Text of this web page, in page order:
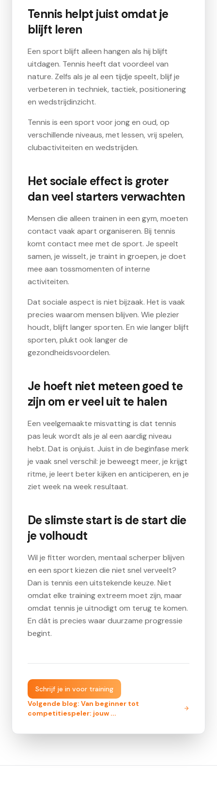
Tennis helpt juist omdat je
blijft leren
Een sport blijft alleen hangen als hij blijft
uitdagen. Tennis heeft dat voordeel van
nature. Zelfs als je al een tijdje speelt, blijf je
verbeteren in techniek, tactiek, positionering
en wedstrijdinzicht.
Tennis is een sport voor jong en oud, op
verschillende niveaus, met lessen, vrij spelen,
clubactiviteiten en wedstrijden.
Het sociale effect is groter
dan veel starters verwachten
Mensen die alleen trainen in een gym, moeten
contact vaak apart organiseren. Bij tennis
komt contact mee met de sport. Je speelt
samen, je wisselt, je traint in groepen, je doet
mee aan tossmomenten of interne
activiteiten.
Dat sociale aspect is niet bijzaak. Het is vaak
precies waarom mensen blijven. Wie plezier
houdt, blijft langer sporten. En wie langer blijft
sporten, plukt ook langer de
gezondheidsvoordelen.
Je hoeft niet meteen goed te
zijn om er veel uit te halen
Een veelgemaakte misvatting is dat tennis
pas leuk wordt als je al een aardig niveau
hebt. Dat is onjuist. Juist in de beginfase merk
je vaak snel verschil: je beweegt meer, je krijgt
ritme, je leert beter kijken en anticiperen, en je
ziet week na week resultaat.
De slimste start is de start die
je volhoudt
Wil je fitter worden, mentaal scherper blijven
en een sport kiezen die niet snel verveelt?
Dan is tennis een uitstekende keuze. Niet
omdat elke training extreem moet zijn, maar
omdat tennis je uitnodigt om terug te komen.
En dát is precies waar duurzame progressie
begint.
Schrijf je in voor training
Volgende blog: Van beginner tot
competitiespeler: jouw ...